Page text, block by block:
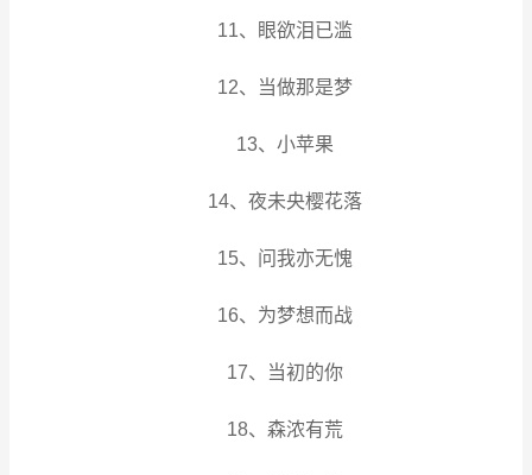
11、眼欲泪已滥
12、当做那是梦
13、小苹果
14、夜未央樱花落
15、问我亦无愧
16、为梦想而战
17、当初的你
18、森浓有荒